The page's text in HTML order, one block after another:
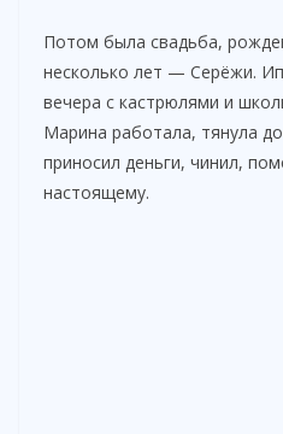
Потом была свадьба,
несколько лет — Серёжи.
вечера с кастрюлями и
Марина работала, тянула
приносил деньги, чинил,
настоящему.